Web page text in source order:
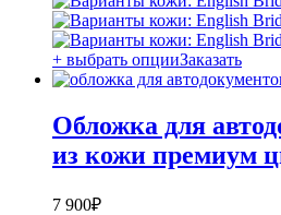
+ выбрать опцииЗаказать
Обложка для
из кожи премиум
7 900₽